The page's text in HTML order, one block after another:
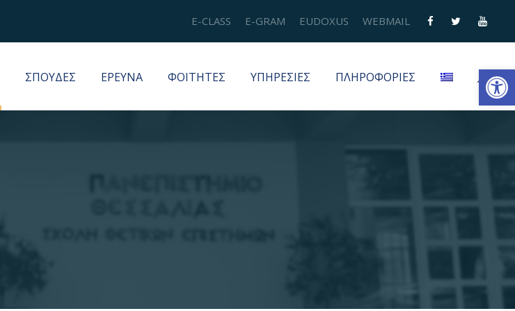
Ανοίξτε τη γραμμή εργαλείων
E-CLASS E-GRAM EUDOXUS WEBMAIL
ΣΠΟΥΔΕΣ ΕΡΕΥΝΑ ΦΟΙΤΗΤΕΣ ΥΠΗΡΕΣΙΕΣ ΠΛΗΡΟΦΟΡΙΕΣ